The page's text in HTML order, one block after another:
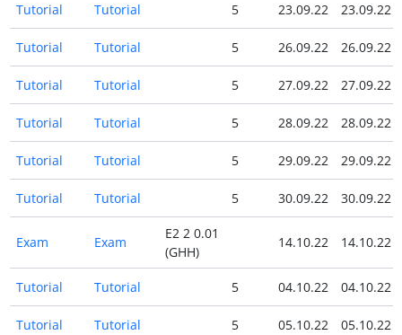
Tutorial Tutorial 5 23.09.22 23.09.22
Tutorial Tutorial 5 26.09.22 26.09.22
Tutorial Tutorial 5 27.09.22 27.09.22
Tutorial Tutorial 5 28.09.22 28.09.22
Tutorial Tutorial 5 29.09.22 29.09.22
Tutorial Tutorial 5 30.09.22 30.09.22
Exam Exam
E2 2 0.01
(GHH)
14.10.22 14.10.22
Tutorial Tutorial 5 04.10.22 04.10.22
Tutorial Tutorial 5 05.10.22 05.10.22